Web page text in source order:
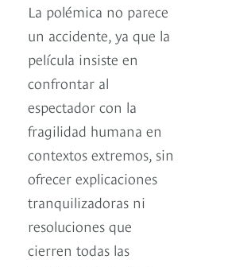
La polémica no parece
un accidente, ya que la
película insiste en
confrontar al
espectador con la
fragilidad humana en
contextos extremos, sin
ofrecer explicaciones
tranquilizadoras ni
resoluciones que
cierren todas las